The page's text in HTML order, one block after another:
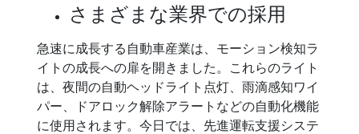
さまざまな業界での採用
急速に成長する自動車産業は、モーション検知ラ
イトの成長への扉を開きました。これらのライト
は、夜間の自動ヘッドライト点灯、雨滴感知ワイ
パー、ドアロック解除アラートなどの自動化機能
に使用されます。今日では、先進運転支援システ